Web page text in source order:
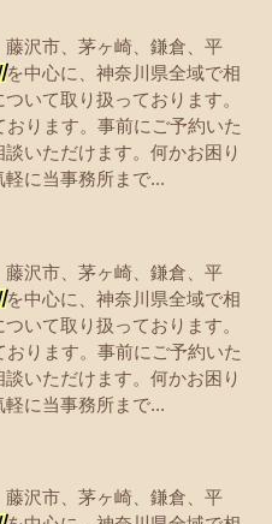
沢市、茅ヶ崎、鎌倉、平
を中心に、神奈川県全域で相
いて取り扱っております。
ります。事前にご予約いた
いただけます。何かお困り
に当事務所まで...
沢市、茅ヶ崎、鎌倉、平
を中心に、神奈川県全域で相
いて取り扱っております。
ります。事前にご予約いた
いただけます。何かお困り
に当事務所まで...
沢市、茅ヶ崎、鎌倉、平